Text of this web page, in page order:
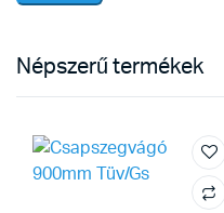
Népszerű termékek